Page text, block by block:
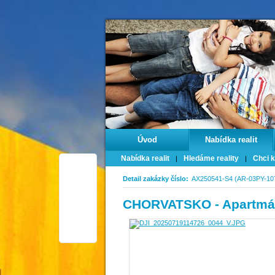
Úvod Nabídka realit
Nabídka realit Hledáme reality Chci
Detail zakázky číslo: AX250541-S4 (AR-03PY-
CHORVATSKO -